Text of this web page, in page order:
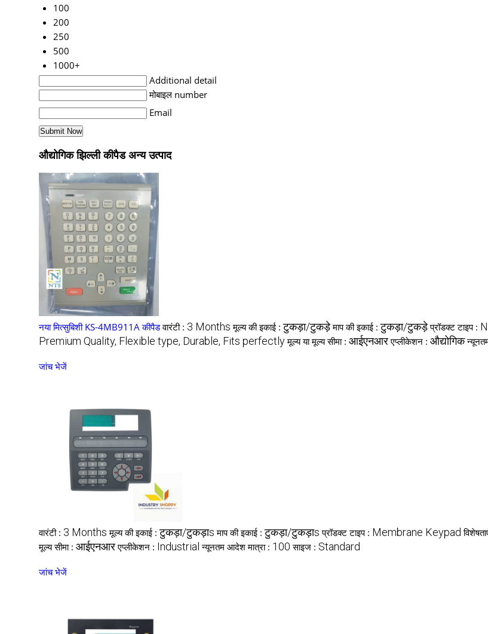
100
200
250
500
1000+
Additional detail
मोबाइल number
Email
औद्योगिक झिल्ली कीपैड अन्य उत्पाद
नया मित्सुबिशी KS-4MB911A कीपैड वारंटी : 3 Months मूल्य की इकाई :टुकड़ा/टुकड़े माप की इकाई :टुकड़ा/टुकड़े प्रॉडक्ट टाइप :
Premium Quality, Flexible type, Durable, Fits perfectly मूल्य या मूल्य सीमा : आईएनआर एप्लीकेशन : औद्योगिक
जांच भेजें
वारंटी : 3 Months मूल्य की इकाई :टुकड़ा/टुकड़ाs माप की इकाई :टुकड़ा/टुकड़ाs प्रॉडक्ट टाइप : Membrane Keypad
मूल्य सीमा : आईएनआर एप्लीकेशन : Industrial न्यूनतम आदेश मात्रा : 100 साइज : Standard
जांच भेजें